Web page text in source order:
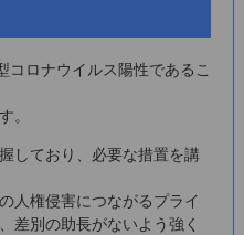
ロナウイルス陽性であるこ
。
しており、必要な措置を講
人権侵害につながるプライ
差別の助長がないよう強く